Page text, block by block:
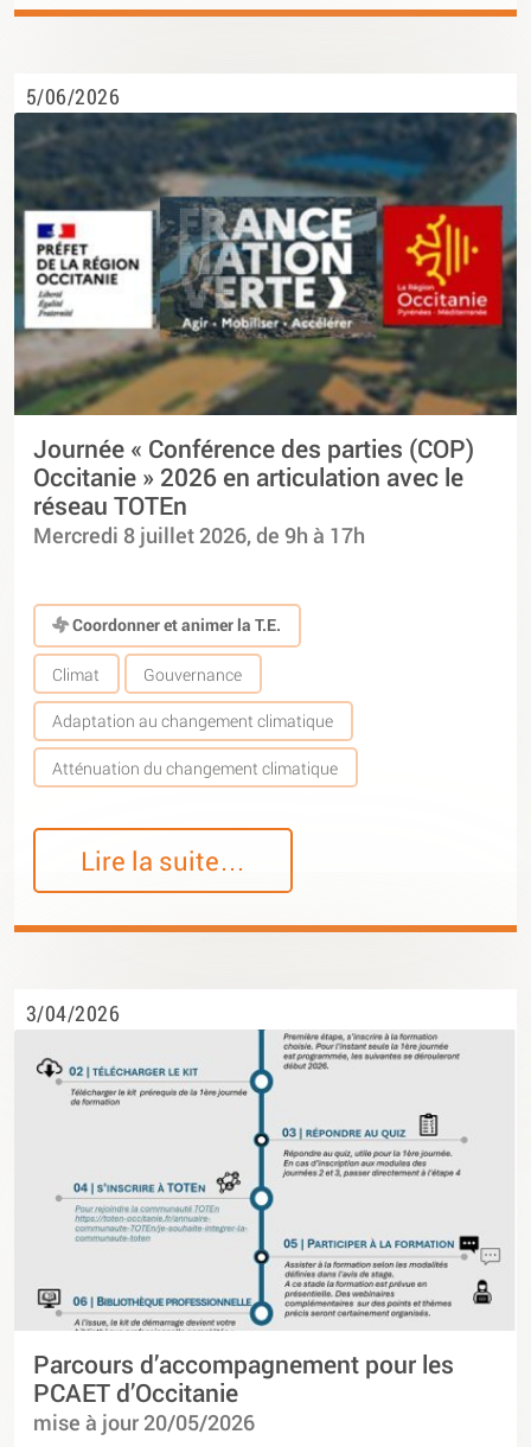
5/06/2026
Journée « Conférence des parties (COP)
Occitanie » 2026 en articulation avec le
réseau TOTEn
Mercredi 8 juillet 2026, de 9h à 17h
Coordonner et animer la T.E.
Climat Gouvernance
Adaptation au changement climatique
Atténuation du changement climatique
Lire la suite…
3/04/2026
Parcours d’accompagnement pour les
PCAET d’Occitanie
mise à jour 20/05/2026